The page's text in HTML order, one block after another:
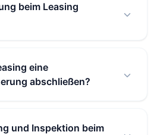
beim Leasing
eine
abschließen?
und Inspektion beim